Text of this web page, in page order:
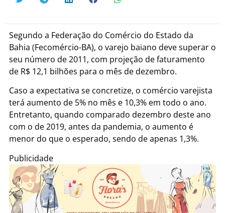
Segundo a Federação do Comércio do Estado da
Bahia (Fecomércio-BA), o varejo baiano deve superar o
seu número de 2011, com projeção de faturamento
de R$ 12,1 bilhões para o mês de dezembro.
Caso a expectativa se concretize, o comércio varejista
terá aumento de 5% no mês e 10,3% em todo o ano.
Entretanto, quando comparado dezembro deste ano
com o de 2019, antes da pandemia, o aumento é
menor do que o esperado, sendo de apenas 1,3%.
Publicidade